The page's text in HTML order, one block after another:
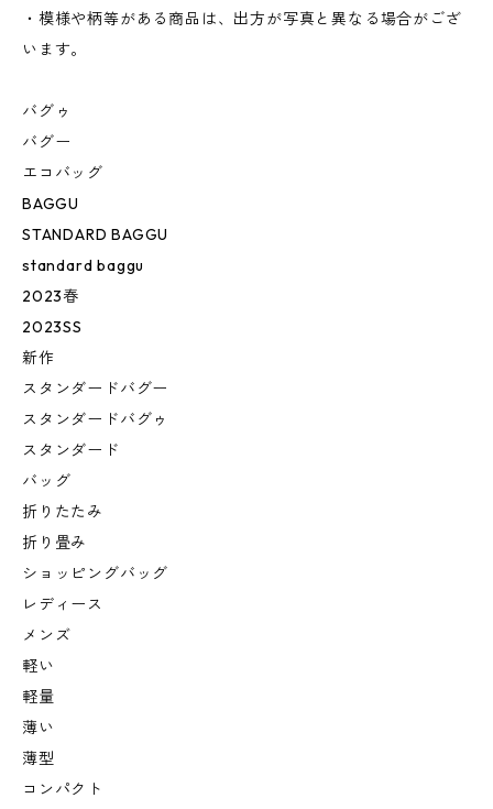
・模様や柄等がある商品は、出方が写真と異なる場合がござ
います。
バグゥ
バグー
エコバッグ
BAGGU
STANDARD BAGGU
standard baggu
2023春
2023SS
新作
スタンダードバグー
スタンダードバグゥ
スタンダード
バッグ
折りたたみ
折り畳み
ショッピングバッグ
レディース
メンズ
軽い
軽量
薄い
薄型
コンパクト